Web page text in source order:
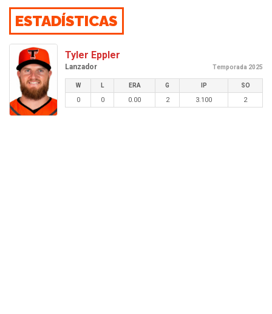
ESTADÍSTICAS
Tyler Eppler
Lanzador Temporada 2025
W L ERA G IP SO
0 0 0.00 2 3.100 2